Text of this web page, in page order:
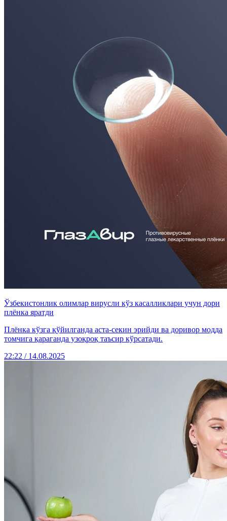
Ўзбекистонлик олимлар вирусли кўз касалликлари учун дори
плёнка яратди
Плёнка кўзга қўйилганда аста-секин эрийди ва доривор модда
томчига қараганда узоқроқ таъсир кўрсатади.
22:22 / 14.08.2025